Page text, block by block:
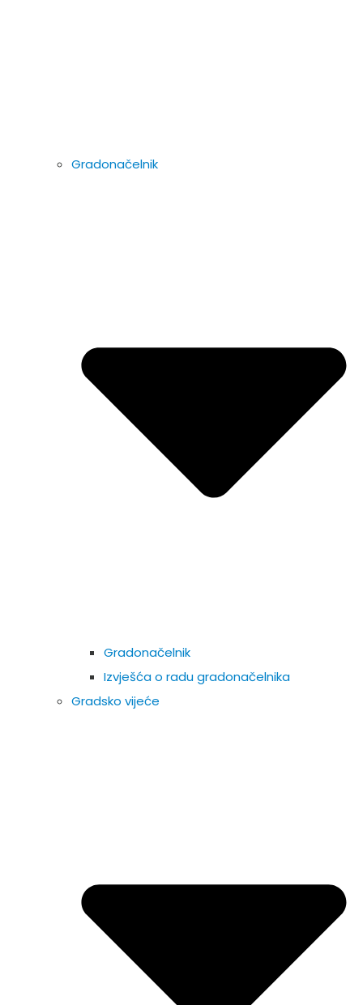
Gradonačelnik
Gradonačelnik
Izvješća o radu gradonačelnika
Gradsko vijeće